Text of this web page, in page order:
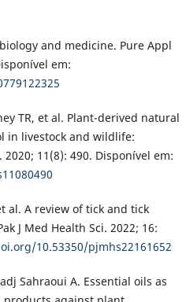
and medicine. Pure Appl
em:
TR, et al. Plant-derived natural
in livestock and wildlife:
11(8): 490. Disponível em:
al. A review of tick and tick
J Med Health Sci. 2022; 16:
10.53350/pjmhs22161652
Sahraoui A. Essential oils as